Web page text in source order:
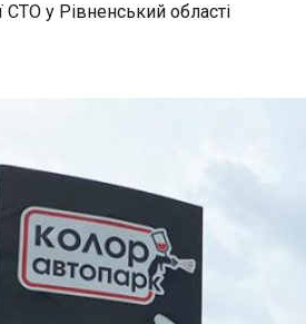
СТО у Рівненський області